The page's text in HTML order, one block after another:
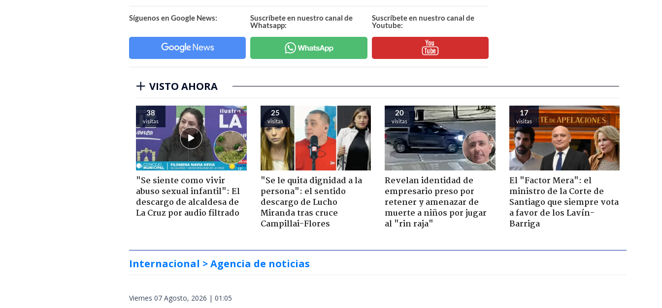
Síguenos en Google News:
Suscríbete en nuestro canal de
Whatsapp:
Suscríbete en nuestro canal de
Youtube:
VISTO AHORA
38
visitas
"Se siente como vivir
abuso sexual infantil": El
descargo de alcaldesa de
La Cruz por audio filtrado
25
visitas
"Se le quita dignidad a la
persona": el sentido
descargo de Lucho
Miranda tras cruce
Campillai-Flores
20
visitas
Revelan identidad de
empresario preso por
retener y amenazar de
muerte a niños por jugar
al "rin raja"
17
visitas
El "Factor Mera": el
ministro de la Corte de
Santiago que siempre vota
a favor de los Lavín-
Barriga
Internacional > Agencia de noticias
Viernes 07 Agosto, 2026 | 01:05